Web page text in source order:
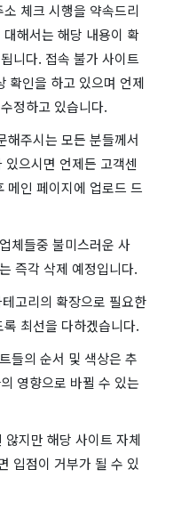
체크 시행을 약속드리
해서는 해당 내용이 확
니다. 접속 불가 사이트
확인을 하고 있으며 언제
정하고 있습니다.
해주시는 모든 분들께서
으시면 언제든 고객센
메인 페이지에 업로드 드
체들중 불미스러운 사
즉각 삭제 예정입니다.
고리의 확장으로 필요한
최선을 다하겠습니다.
들의 순서 및 색상은 추
영향으로 바뀔 수 있는
지만 해당 사이트 자체
입점이 거부가 될 수 있